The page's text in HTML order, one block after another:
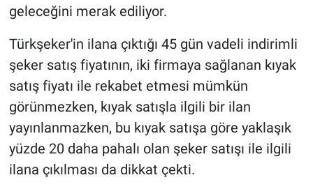
geleceğini merak ediliyor.
Türkşeker'in ilana çıktığı 45 gün vadeli indirimli
şeker satış fiyatının, iki firmaya sağlanan kıyak
satış fiyatı ile rekabet etmesi mümkün
görünmezken, kıyak satışla ilgili bir ilan
yayınlanmazken, bu kıyak satışa göre yaklaşık
yüzde 20 daha pahalı olan şeker satışı ile ilgili
ilana çıkılması da dikkat çekti.